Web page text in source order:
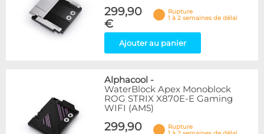
299,90
€
Rupture
1 à 2 semaines de délai
Ajouter au panier
Alphacool -
WaterBlock Apex Monoblock
ROG STRIX X870E-E Gaming
WIFI (AM5)
299,90
Rupture